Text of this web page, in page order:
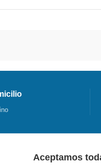
Aceptamos